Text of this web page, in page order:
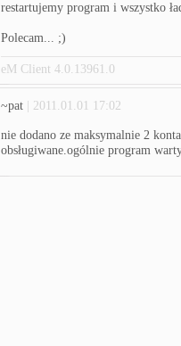
restartujemy program i wszystko
Polecam... ;)
eM Client 4.0.13961.0
~pat | 2011.01.01 17:02
nie dodano ze maksymalnie 2
obsługiwane.ogólnie program